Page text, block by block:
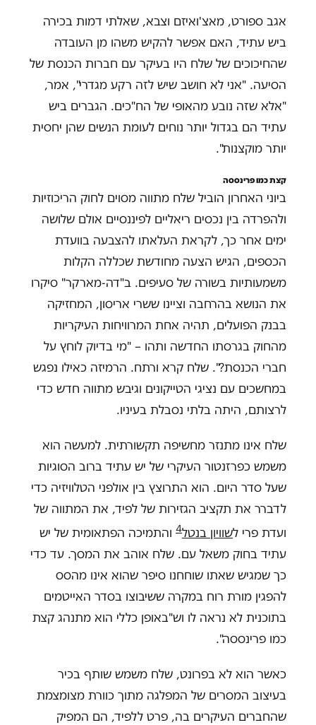
אגב ספורט, מאצ'ואיזם וצבא, שאלתי דמות בכירה
ביש עתיד, האם אפשר להקיש משהו מן העובדה
שהחיכוכים של שלח היו בעיקר עם חברות הכנסת של
הסיעה. "אני לא חושב שיש לזה רקע מגדרי", אמר,
"אלא שזה נובע מהאופי של הח"כים. הגברים ביש
עתיד הם בגדול יותר נוחים לעומת הנשים שהן יחסית
יותר מוקצנות".
קצת כמו פרינססה
ביוני האחרון הוביל שלח מתווה מסוים לחוק הריכוזיות
ולהפרדה בין נכסים ריאליים לפיננסיים אולם שלושה
ימים אחר כך, לקראת העלאתו להצבעה בוועדת
הכספים, הגיש הצעה מחודשת שכללה הקלות
משמעותיות בשורה של סעיפים. ב"דה-מארקר" סיקרו
את הנושא בהרחבה וציינו ששרי אריסון, המחזיקה
בבנק הפועלים, תהיה אחת המרוויחות העיקריות
מהחוק בגרסתו החדשה ותהו – "מי בדיוק לוחץ על
חברי הכנסת?". שלח קרא ורתח. הרמיזה כאילו נפגש
במחשכים עם נציגי הטייקונים וגיבש מתווה חדש כדי
לרצותם, היתה בלתי נסבלת בעיניו.
שלח אינו מתנזר מחשיפה תקשורתית. למעשה הוא
משמש כפרזנטור העיקרי של יש עתיד ברוב הסוגיות
שעל סדר היום. הוא התרוצץ בין אולפני הטלוויזיה כדי
לדברר את תקציב הגזירות של לפיד, את המתווה של
ועדת פרי לשוויון בנטל4 והתמיכה הפתאומית של יש
עתיד בחוק משאל עם. שלח אוהב את המסך. עד כדי
כך שמגיש שאתו שוחחנו סיפר שהוא אינו מהסס
להפגין מורת רוח במקרה ששיבוצו בסדר האייטמים
בתוכנית לא נראה לו וש"באופן כללי הוא מתנהג קצת
כמו פרינססה".
כאשר הוא לא בפרונט, שלח משמש שותף בכיר
בעיצוב המסרים של המפלגה מתוך כוורת מצומצמת
שהחברים העיקרים בה, פרט ללפיד, הם המפיק